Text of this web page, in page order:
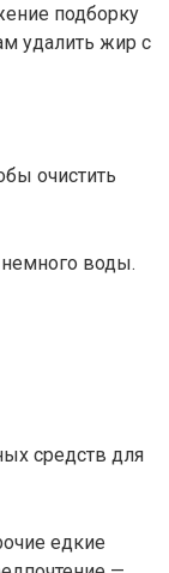
подборку
удалить жир с
очистить
воды.
средств для
едкие